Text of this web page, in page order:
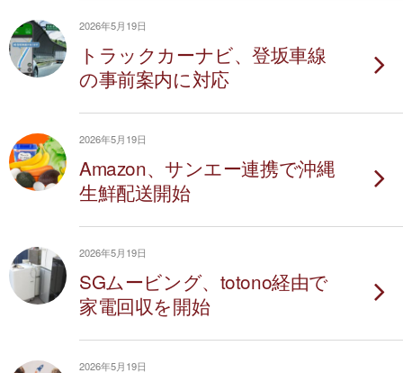
2026年5月19日
トラックカーナビ、登坂車線
の事前案内に対応
2026年5月19日
Amazon、サンエー連携で沖縄
生鮮配送開始
2026年5月19日
SGムービング、totono経由で
家電回収を開始
2026年5月19日